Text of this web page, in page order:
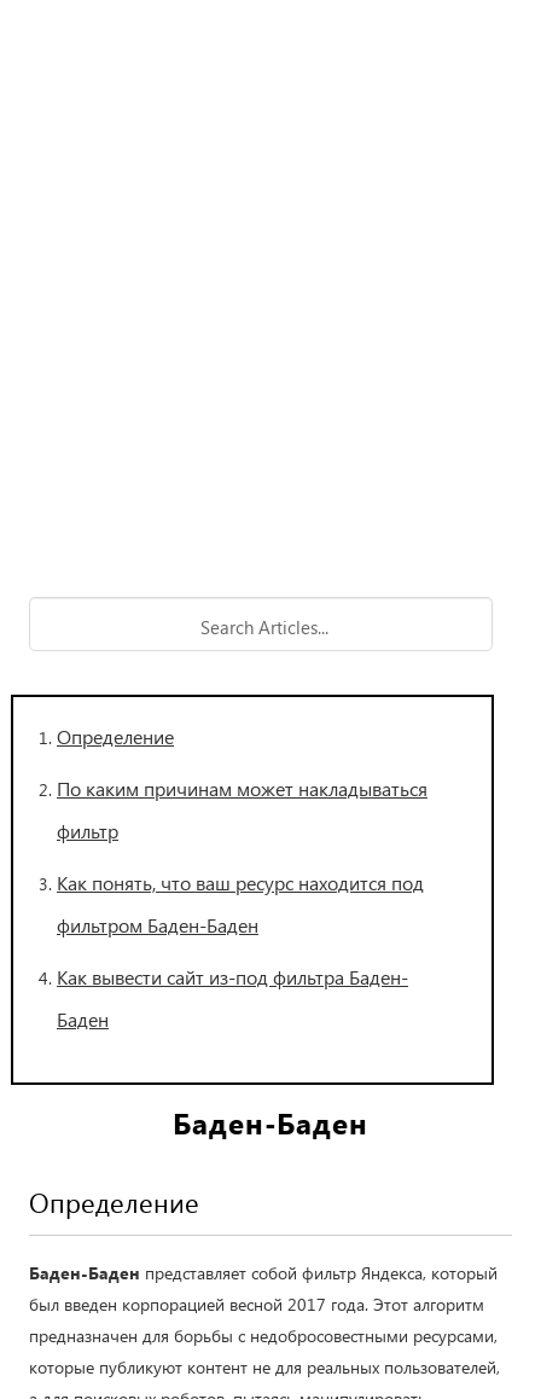
Определение
По каким причинам может накладываться
фильтр
Как понять, что ваш ресурс находится под
фильтром Баден-Баден
Как вывести сайт из-под фильтра Баден-
Баден
Баден-Баден
Определение
Баден-Баден представляет собой фильтр Яндекса, который
был введен корпорацией весной 2017 года. Этот алгоритм
предназначен для борьбы с недобросовестными ресурсами,
которые публикуют контент не для реальных пользователей,